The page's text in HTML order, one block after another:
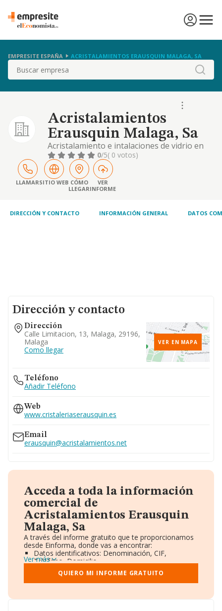
EMPRESITE ESPAÑA ACRISTALAMIENTOS ERAUSQUIN MALAGA, SA
Buscar
Acristalamientos
Erausquin Malaga, Sa
Acristalamiento e intalaciones de vidrio en
general. transporte de mercancias propias.
0/5( 0 votos)
LLAMARSITIO WEB CÓMO
LLEGAR
VER
INFORME
DIRECCIÓN Y CONTACTO INFORMACIÓN GENERAL DATOS
Dirección y contacto
Dirección
Calle Limitacion, 13, Malaga, 29196,
Malaga
Como llegar
VER EN MAPA
Teléfono
Añadir Teléfono
Web
www.cristaleriaserausquin.es
Email
erausquin@acristalamientos.net
Acceda a toda la información
comercial de
Acristalamientos Erausquin
Malaga, Sa
A través del informe gratuito que te proporcionamos
desde Einforma, donde vas a encontrar:
Datos identificativos: Denominación, CIF,
Teléfono, Domicilio.
Informe Mercantil Completo (BORME).
Gráficos de Evolución Ventas y Empleados.
Consejo de Administración y Administradores.
Accionistas.
Ver más
QUIERO MI INFORME GRATUITO